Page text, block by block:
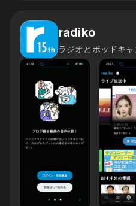
radiko
ラジオとポッドキ